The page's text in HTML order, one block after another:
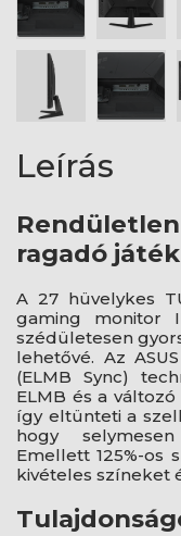
Leírás
ragadó játék
A 27 hüvelykes
gaming monitor
szédületesen
lehetővé. Az
(ELMB Sync)
ELMB és a
így eltünteti a
hogy
Emellett 125%-os
kivételes színeket